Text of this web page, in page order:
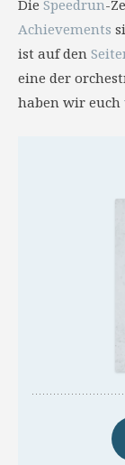
Die Speedrun-
Achievements
ist auf den
eine der
haben wir euch